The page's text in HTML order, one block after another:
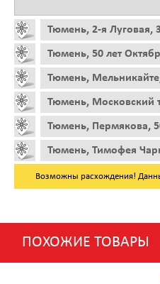
Тюмень, 2-я Луговая,
Тюмень, 50 лет
Тюмень,
Тюмень, Московский
Тюмень, Пермякова,
Тюмень, Тимофея
Возможны расхождения!
ПОХОЖИЕ ТОВАРЫ